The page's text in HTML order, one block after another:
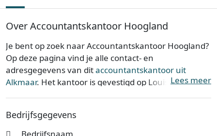
Over Accountantskantoor Hoogland
Je bent op zoek naar Accountantskantoor Hoogland?
Op deze pagina vind je alle contact- en
adresgegevens van ditaccountantskantoor uit
Alkmaar. Het kantoor is gevestigd op Louise
2011.
Lees meer
Bedrijfsgegevens